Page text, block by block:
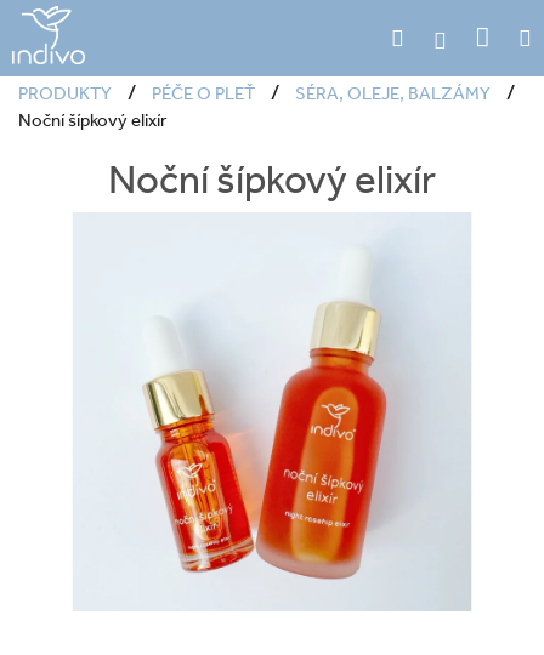
Přejít
obsah
HledatPřihlášení
košík
PRODUKTY / PÉČE O PLEŤ / SÉRA, OLEJE, BALZÁMY /
Noční šípkový elixír
Noční šípkový elixír